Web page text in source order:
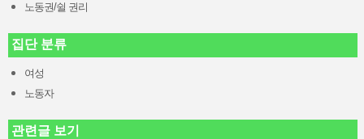
노동권/쉴 권리
집단 분류
여성
노동자
관련글 보기